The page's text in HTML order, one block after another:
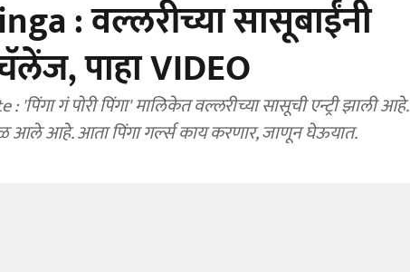
: वल्लरीच्या सासूबाईंनी
पाहा VIDEO
गं पोरी पिंगा' मालिकेत वल्लरीच्या सासूची एन्ट्री झाली आहे.
आले आहे. आता पिंगा गर्ल्स काय करणार, जाणून घेऊयात.